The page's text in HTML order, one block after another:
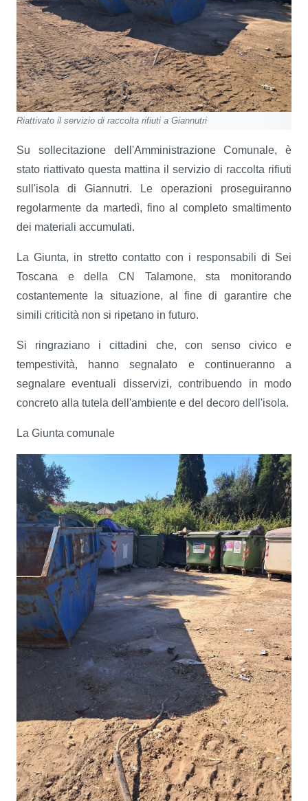
Riattivato il servizio di raccolta rifiuti a Giannutri
Su sollecitazione dell'Amministrazione Comunale, è
stato riattivato questa mattina il servizio di raccolta rifiuti
sull'isola di Giannutri. Le operazioni proseguiranno
regolarmente da martedì, fino al completo smaltimento
dei materiali accumulati.
La Giunta, in stretto contatto con i responsabili di Sei
Toscana e della CN Talamone, sta monitorando
costantemente la situazione, al fine di garantire che
simili criticità non si ripetano in futuro.
Si ringraziano i cittadini che, con senso civico e
tempestività, hanno segnalato e continueranno a
segnalare eventuali disservizi, contribuendo in modo
concreto alla tutela dell'ambiente e del decoro dell'isola.
La Giunta comunale